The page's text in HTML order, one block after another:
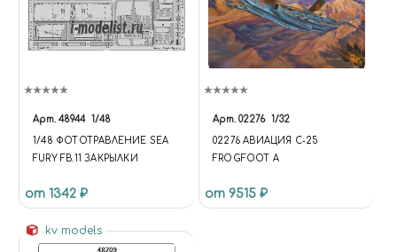
Арт. 48944 1/48
1/48 ФОТОТРАВЛЕНИЕ SEA
FURY FB.11 ЗАКРЫЛКИ
от 1342 ₽
Арт. 02276 1/32
02276 АВИАЦИЯ С-25
FROGFOOT A
от 9515 ₽
kv models